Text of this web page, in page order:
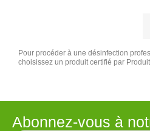
Pour procéder à une désinfection
choisissez un produit certifié par
Abonnez-vous à